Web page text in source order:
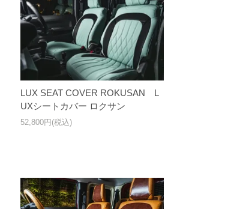
LUX SEAT COVER ROKUSAN L
UXシートカバー ロクサン
52,800円(税込)